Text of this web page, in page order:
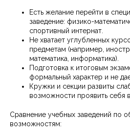
Есть желание перейти в
заведение: физико-
спортивный интернат.
Не хватает углубленных
предметам (например,
математика, информатика).
Подготовка к итоговым
формальный характер и не
Кружки и секции развиты
возможности проявить себя
Сравнение учебных заведений по
возможностям: